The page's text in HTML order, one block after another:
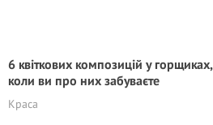
6 квіткових композицій у горщиках,
коли ви про них забуваєте
Краса